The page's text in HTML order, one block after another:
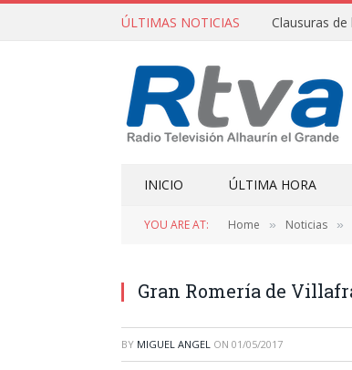
ÚLTIMAS NOTICIAS
INICIO ÚLTIMA HORA
YOU ARE AT: Home » Noticias »
Gran Romería de
BY MIGUEL ANGEL ON 01/05/2017